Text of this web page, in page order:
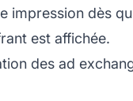
impression dès
est affichée.
des ad